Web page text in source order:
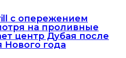
с опережением
на проливные
центр Дубая после
Нового года